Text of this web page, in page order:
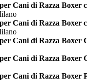
Cani di Razza Boxer
Cani di Razza Boxer
Cani di Razza Boxer
Cani di Razza Boxer
Cani di Razza Boxer